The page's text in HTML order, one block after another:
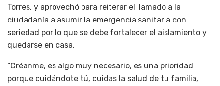
Torres, y aprovechó para reiterar el llamado a la
ciudadanía a asumir la emergencia sanitaria con
seriedad por lo que se debe fortalecer el aislamiento y
quedarse en casa.
“Créanme, es algo muy necesario, es una prioridad
porque cuidándote tú, cuidas la salud de tu familia,